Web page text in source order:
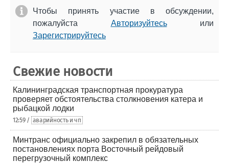
Чтобы принять участие в обсуждении,
пожалуйста Авторизуйтесьили
Зарегистрируйтесь
Свежие новости
Калининградская транспортная прокуратура
проверяет обстоятельства столкновения катера и
рыбацкой лодки
12:59 / аварийность и чп
Минтранс официально закрепил в обязательных
постановлениях порта Восточный рейдовый
перегрузочный комплекс